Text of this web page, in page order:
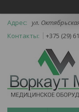
ул.
+375 (29)